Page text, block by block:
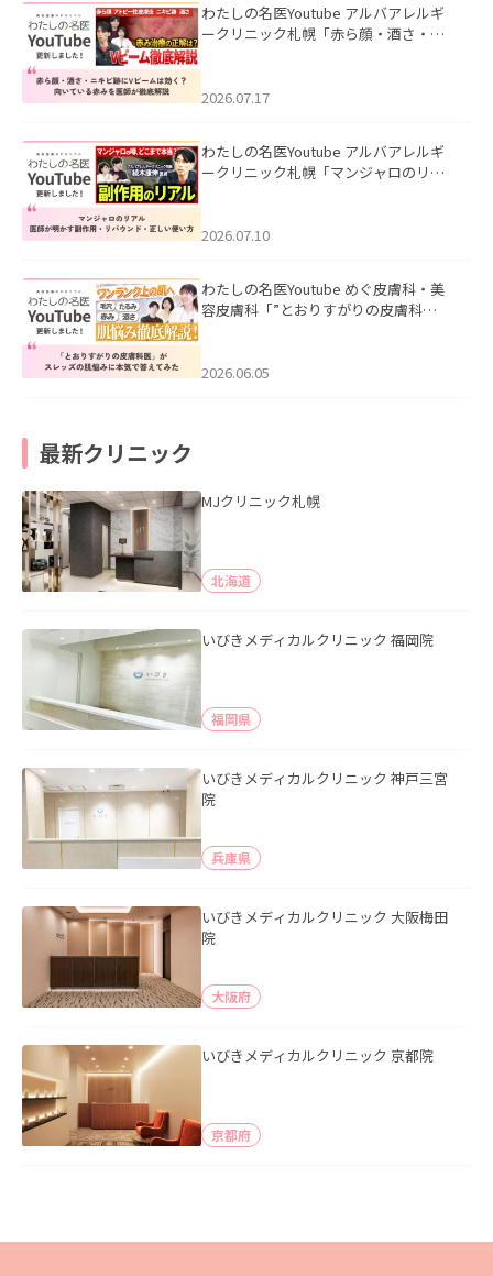
わたしの名医Youtube アルバアレルギ
ークリニック札幌「赤ら顔・酒さ・ニ
した。
2026.07.17
わたしの名医Youtube アルバアレルギ
ークリニック札幌「マンジャロのリア
た。
2026.07.10
わたしの名医Youtube めぐ皮膚科・美
容皮膚科「”とおりすがりの皮膚科
2026.06.05
最新クリニック
MJクリニック札幌
北海道
いびきメディカルクリニック 福岡院
福岡県
いびきメディカルクリニック 神戸三宮
院
兵庫県
いびきメディカルクリニック 大阪梅田
院
大阪府
いびきメディカルクリニック 京都院
京都府